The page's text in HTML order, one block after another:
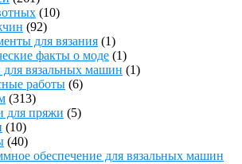
(10)
(92)
для вязания (1)
факты о моде (1)
для вязальных машин (1)
работы (6)
(313)
для пряжи (5)
(10)
(40)
обеспечение для вязальных машин